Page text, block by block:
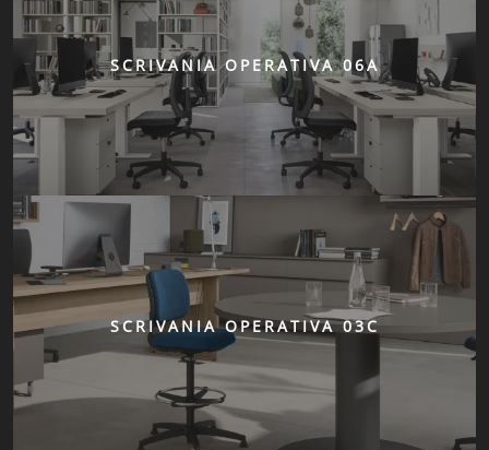
SCRIVANIA OPERATIVA 06A
SCRIVANIA OPERATIVA 03C